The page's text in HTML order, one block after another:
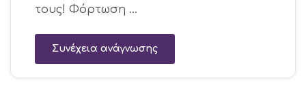
τους! Φόρτωση …
Συνέχεια ανάγνωσης